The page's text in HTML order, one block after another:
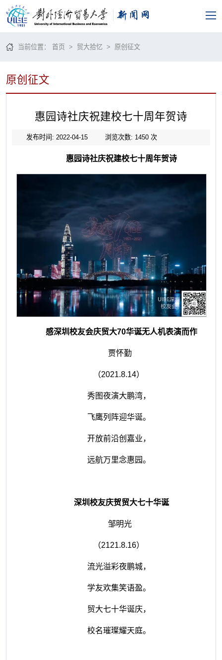
当前位置：首页 > 贸大拾忆 > 原创征文
原创征文
惠园诗社庆祝建校七十周年贺诗
发布时间: 2022-04-15 浏览次数: 1450次
惠园诗社庆祝建校七十周年贺诗
感深圳校友会庆贸大70华诞无人机表演而作
贾怀勤
（2021.8.14）
秀图夜演大鹏湾，
飞鹰列阵迎华诞。
开放前沿创嘉业，
远航万里念惠园。
深圳校友庆贺贸大七十华诞
邹明光
（2121.8.16）
流光溢彩夜鹏城，
学友欢集笑语盈。
贸大七十华诞庆，
校名璀璨耀天庭。